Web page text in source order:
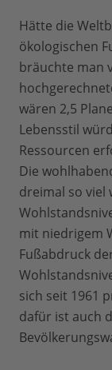
Hätte die
ökologischen
bräuchte man
wären 2,5
Lebensstil
Ressourcen
Die
dreimal so viel
mit niedrigem
Fußabdruck
sich seit 1961
dafür ist auch